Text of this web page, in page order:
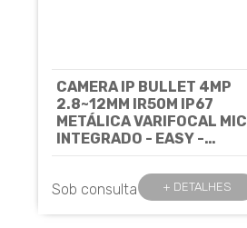
CAMERA IP BULLET 4MP
2.8~12MM IR50M IP67
METÁLICA VARIFOCAL MIC
INTEGRADO - EASY -
Cód: 7816
Sob consulta + DETALHES